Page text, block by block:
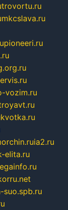
mkcslava.ru
pioneeri.ru
vozim.ru
kvotka.ru
ia2.ru
elita.ru
suo.spb.ru